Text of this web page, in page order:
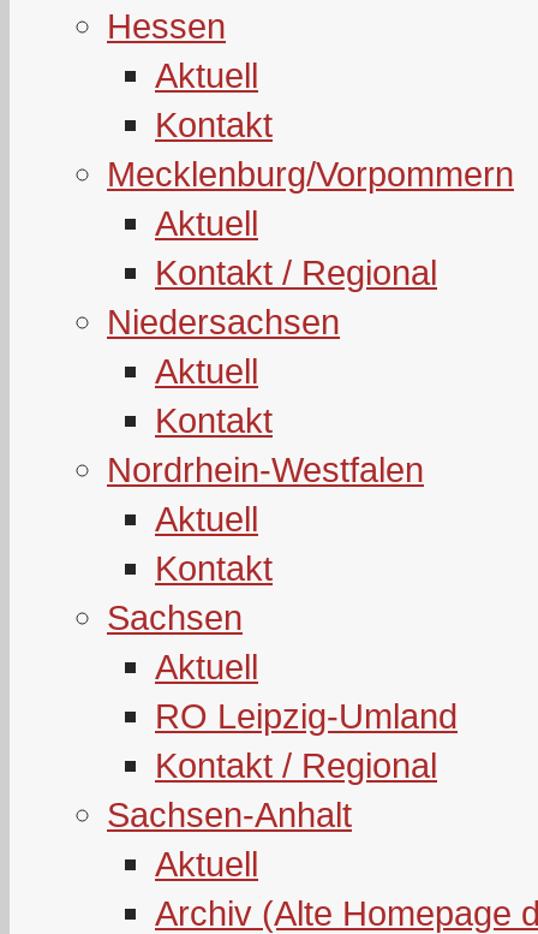
Hessen
Aktuell
Kontakt
Mecklenburg/Vorpommern
Aktuell
Kontakt / Regional
Niedersachsen
Aktuell
Kontakt
Nordrhein-Westfalen
Aktuell
Kontakt
Sachsen
Aktuell
RO Leipzig-Umland
Kontakt / Regional
Sachsen-Anhalt
Aktuell
Archiv (Alte Homepage